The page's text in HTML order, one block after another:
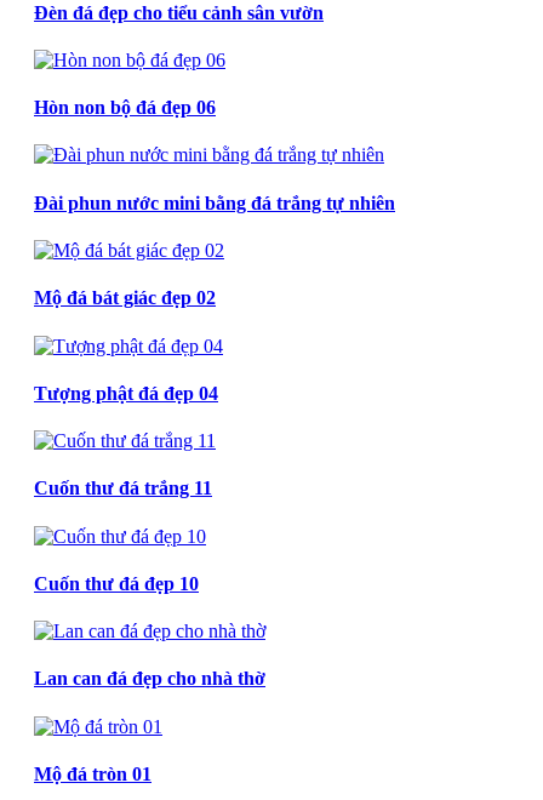
Đèn đá đẹp cho tiểu cảnh sân vườn
Hòn non bộ đá đẹp 06
Đài phun nước mini bằng đá trắng tự nhiên
Mộ đá bát giác đẹp 02
Tượng phật đá đẹp 04
Cuốn thư đá trắng 11
Cuốn thư đá đẹp 10
Lan can đá đẹp cho nhà thờ
Mộ đá tròn 01